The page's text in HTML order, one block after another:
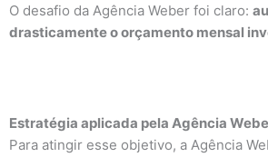
O desafio da Agência Weber foi claro:
drasticamente o orçamento mensal
Estratégia aplicada pela Agência
Para atingir esse objetivo, a Agência